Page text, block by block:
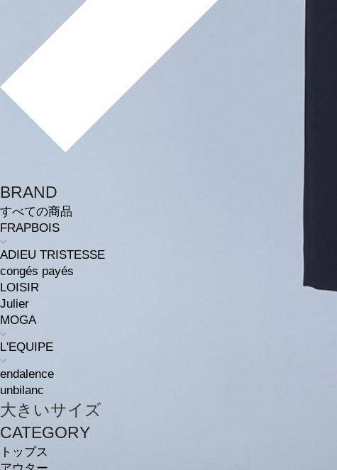
BRAND
すべての商品
FRAPBOIS
ADIEU TRISTESSE
congés payés
LOISIR
Julier
MOGA
L'EQUIPE
endalence
unbilanc
大きいサイズ
CATEGORY
トップス